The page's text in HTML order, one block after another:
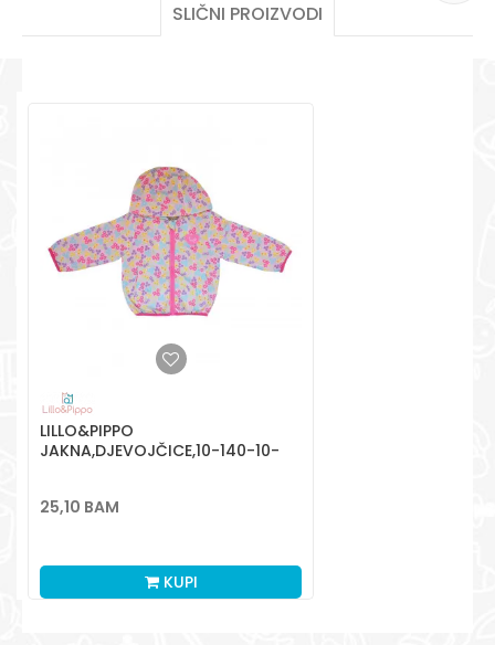
POMOĆ PRI KUPOVINI
Pišite nam
aksaonlinebih@aksabih.ba
SLIČNI PROIZVODI
LILLO&PIPPO
JAKNA,DJEVOJČICE,10-140-10-
25,10 BAM
KUPI